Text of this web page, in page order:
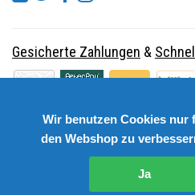
Gesicherte Zahlungen &
Wir benutzen Cookies nur
den Webshop zu
Ja